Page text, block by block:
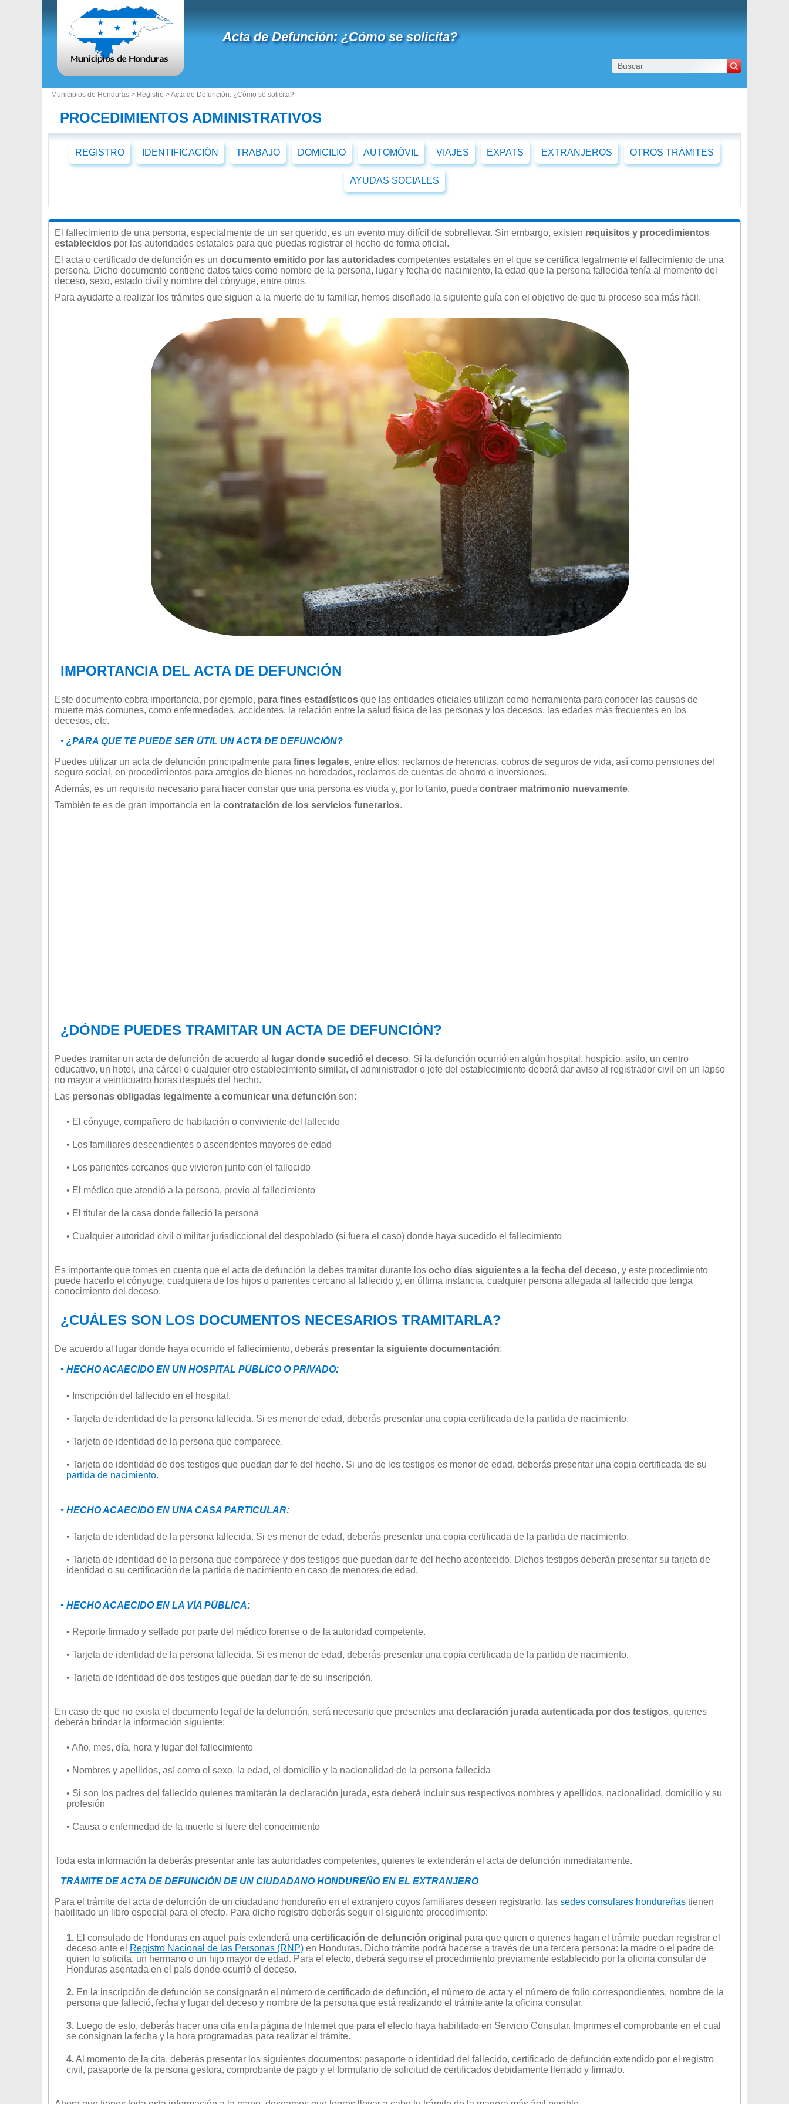
Acta de Defunción: ¿Cómo se solicita?
Municipios de Honduras > Registro > Acta de Defunción: ¿Cómo se solicita?
PROCEDIMIENTOS ADMINISTRATIVOS
REGISTRO IDENTIFICACIÓN TRABAJO DOMICILIO AUTOMÓVIL VIAJES EXPATS EXTRANJEROS OTROS TRÁMITES
AYUDAS SOCIALES
El fallecimiento de una persona, especialmente de un ser querido, es un evento muy difícil de sobrellevar. Sin embargo, existen requisitos y procedimientos
establecidos por las autoridades estatales para que puedas registrar el hecho de forma oficial.
El acta o certificado de defunción es un documento emitido por las autoridades competentes estatales en el que se certifica legalmente el fallecimiento de una
persona. Dicho documento contiene datos tales como nombre de la persona, lugar y fecha de nacimiento, la edad que la persona fallecida tenía al momento del
deceso, sexo, estado civil y nombre del cónyuge, entre otros.
Para ayudarte a realizar los trámites que siguen a la muerte de tu familiar, hemos diseñado la siguiente guía con el objetivo de que tu proceso sea más fácil.
IMPORTANCIA DEL ACTA DE DEFUNCIÓN
Este documento cobra importancia, por ejemplo, para fines estadísticos que las entidades oficiales utilizan como herramienta para conocer las causas de
muerte más comunes, como enfermedades, accidentes, la relación entre la salud física de las personas y los decesos, las edades más frecuentes en los
decesos, etc.
• ¿PARA QUE TE PUEDE SER ÚTIL UN ACTA DE DEFUNCIÓN?
Puedes utilizar un acta de defunción principalmente para fines legales, entre ellos: reclamos de herencias, cobros de seguros de vida, así como pensiones del
seguro social, en procedimientos para arreglos de bienes no heredados, reclamos de cuentas de ahorro e inversiones.
Además, es un requisito necesario para hacer constar que una persona es viuda y, por lo tanto, pueda contraer matrimonio nuevamente.
También te es de gran importancia en la contratación de los servicios funerarios.
¿DÓNDE PUEDES TRAMITAR UN ACTA DE DEFUNCIÓN?
Puedes tramitar un acta de defunción de acuerdo al lugar donde sucedió el deceso. Si la defunción ocurrió en algún hospital, hospicio, asilo, un centro
educativo, un hotel, una cárcel o cualquier otro establecimiento similar, el administrador o jefe del establecimiento deberá dar aviso al registrador civil en un lapso
no mayor a veinticuatro horas después del hecho.
Las personas obligadas legalmente a comunicar una defunción son:
• El cónyuge, compañero de habitación o conviviente del fallecido
• Los familiares descendientes o ascendentes mayores de edad
• Los parientes cercanos que vivieron junto con el fallecido
• El médico que atendió a la persona, previo al fallecimiento
• El titular de la casa donde falleció la persona
• Cualquier autoridad civil o militar jurisdiccional del despoblado (si fuera el caso) donde haya sucedido el fallecimiento
Es importante que tomes en cuenta que el acta de defunción la debes tramitar durante los ocho días siguientes a la fecha del deceso, y este procedimiento
puede hacerlo el cónyuge, cualquiera de los hijos o parientes cercano al fallecido y, en última instancia, cualquier persona allegada al fallecido que tenga
conocimiento del deceso.
¿CUÁLES SON LOS DOCUMENTOS NECESARIOS TRAMITARLA?
De acuerdo al lugar donde haya ocurrido el fallecimiento, deberás presentar la siguiente documentación:
• HECHO ACAECIDO EN UN HOSPITAL PÚBLICO O PRIVADO:
• Inscripción del fallecido en el hospital.
• Tarjeta de identidad de la persona fallecida. Si es menor de edad, deberás presentar una copia certificada de la partida de nacimiento.
• Tarjeta de identidad de la persona que comparece.
• Tarjeta de identidad de dos testigos que puedan dar fe del hecho. Si uno de los testigos es menor de edad, deberás presentar una copia certificada de su
partida de nacimiento.
• HECHO ACAECIDO EN UNA CASA PARTICULAR:
• Tarjeta de identidad de la persona fallecida. Si es menor de edad, deberás presentar una copia certificada de la partida de nacimiento.
• Tarjeta de identidad de la persona que comparece y dos testigos que puedan dar fe del hecho acontecido. Dichos testigos deberán presentar su tarjeta de
identidad o su certificación de la partida de nacimiento en caso de menores de edad.
• HECHO ACAECIDO EN LA VÍA PÚBLICA:
• Reporte firmado y sellado por parte del médico forense o de la autoridad competente.
• Tarjeta de identidad de la persona fallecida. Si es menor de edad, deberás presentar una copia certificada de la partida de nacimiento.
• Tarjeta de identidad de dos testigos que puedan dar fe de su inscripción.
En caso de que no exista el documento legal de la defunción, será necesario que presentes una declaración jurada autenticada por dos testigos, quienes
deberán brindar la información siguiente:
• Año, mes, día, hora y lugar del fallecimiento
• Nombres y apellidos, así como el sexo, la edad, el domicilio y la nacionalidad de la persona fallecida
• Si son los padres del fallecido quienes tramitarán la declaración jurada, esta deberá incluir sus respectivos nombres y apellidos, nacionalidad, domicilio y su
profesión
• Causa o enfermedad de la muerte si fuere del conocimiento
Toda esta información la deberás presentar ante las autoridades competentes, quienes te extenderán el acta de defunción inmediatamente.
TRÁMITE DE ACTA DE DEFUNCIÓN DE UN CIUDADANO HONDUREÑO EN EL EXTRANJERO
Para el trámite del acta de defunción de un ciudadano hondureño en el extranjero cuyos familiares deseen registrarlo, las sedes consulares hondureñas tienen
habilitado un libro especial para el efecto. Para dicho registro deberás seguir el siguiente procedimiento:
1. El consulado de Honduras en aquel país extenderá una certificación de defunción original para que quien o quienes hagan el trámite puedan registrar el
deceso ante el Registro Nacional de las Personas (RNP) en Honduras. Dicho trámite podrá hacerse a través de una tercera persona: la madre o el padre de
quien lo solicita, un hermano o un hijo mayor de edad. Para el efecto, deberá seguirse el procedimiento previamente establecido por la oficina consular de
Honduras asentada en el país donde ocurrió el deceso.
2. En la inscripción de defunción se consignarán el número de certificado de defunción, el número de acta y el número de folio correspondientes, nombre de la
persona que falleció, fecha y lugar del deceso y nombre de la persona que está realizando el trámite ante la oficina consular.
3. Luego de esto, deberás hacer una cita en la página de Internet que para el efecto haya habilitado en Servicio Consular. Imprimes el comprobante en el cual
se consignan la fecha y la hora programadas para realizar el trámite.
4.Al momento de la cita, deberás presentar los siguientes documentos: pasaporte o identidad del fallecido, certificado de defunción extendido por el registro
civil, pasaporte de la persona gestora, comprobante de pago y el formulario de solicitud de certificados debidamente llenado y firmado.